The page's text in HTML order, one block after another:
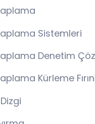
Sistemleri
Denetim
Kürleme